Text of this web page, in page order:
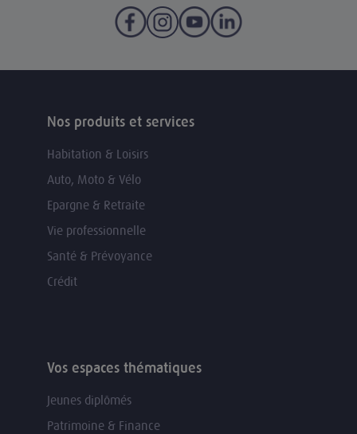
Nos produits et services
Habitation & Loisirs
Auto, Moto & Vélo
Epargne & Retraite
Vie professionnelle
Santé & Prévoyance
Crédit
Vos espaces thématiques
Jeunes diplômés
Patrimoine & Finance